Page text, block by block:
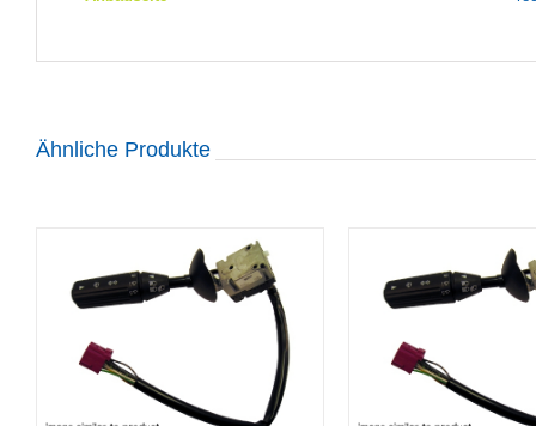
Ähnliche Produkte